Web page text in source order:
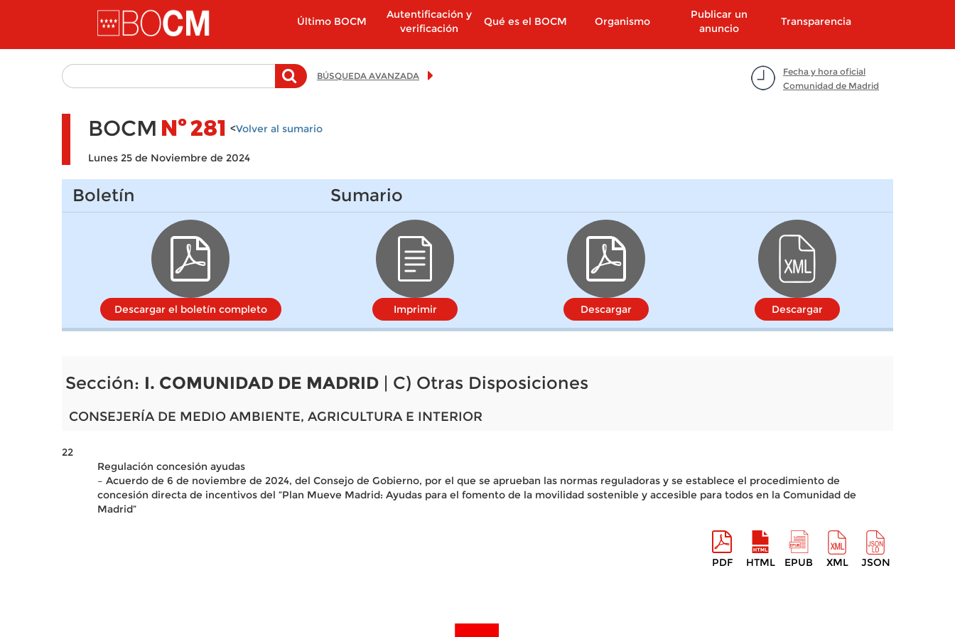
Pasar al contenido principal
Último BOCM
Autentificación y
verificación
Qué es el BOCM Organismo
Publicar un
anuncio
Transparencia
Fecha y hora oficial
Comunidad de Madrid
BÚSQUEDA AVANZADA
BOCM Nº281 <Volver al sumario
Lunes 25 de Noviembre de 2024
Boletín
Descargar el boletín completo
Sumario
Imprimir Descargar Descargar
Sección: I. COMUNIDAD DE MADRID | C) Otras Disposiciones
CONSEJERÍA DE MEDIO AMBIENTE, AGRICULTURA E INTERIOR
22
Regulación concesión ayudas
– Acuerdo de 6 de noviembre de 2024, del Consejo de Gobierno, por el que se aprueban las normas reguladoras y se establece el procedimiento de
concesión directa de incentivos del “Plan Mueve Madrid: Ayudas para el fomento de la movilidad sostenible y accesible para todos en la Comunidad de
Madrid”
PDF HTML EPUB XML JSON